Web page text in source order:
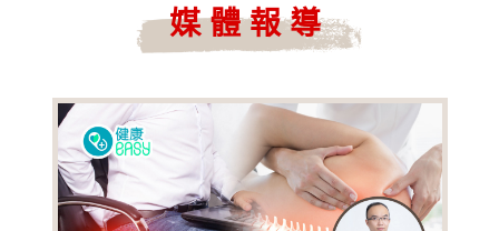
媒體報導